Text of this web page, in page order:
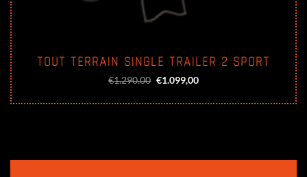
TOUT TERRAIN SINGLE TRAILER 2 SPORT
€1.290,00 Oorspronkelijke
€1.290,00.
€1.099,00Huidige
€1.099,00.